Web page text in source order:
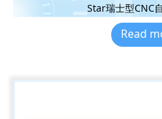
Star瑞士型CNC
Read